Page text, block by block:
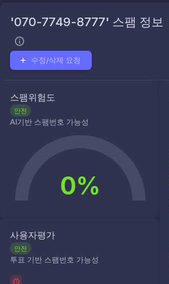
'070-7749-8777' 스팸 정보
수정/삭제 요청
스팸위험도
안전
AI기반 스팸번호 가능성
0%
사용자평가
안전
투표 기반 스팸번호 가능성